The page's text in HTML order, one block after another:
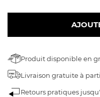
Produit disponible en
Livraison gratuiteà
Retours pratiques